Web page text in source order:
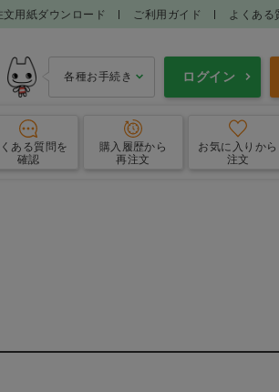
文用紙ダウンロード ご利用ガイド よくある
各種お手続き ログイン
ある質問を
確認
購入履歴から
再注文
お気に入り から
注文